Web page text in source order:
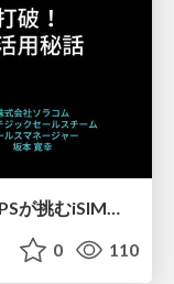
サイズと機能の壁を打破！みてねGPSが挑むiSIM活用秘話【SORACOM Discovery 2026】
0 110